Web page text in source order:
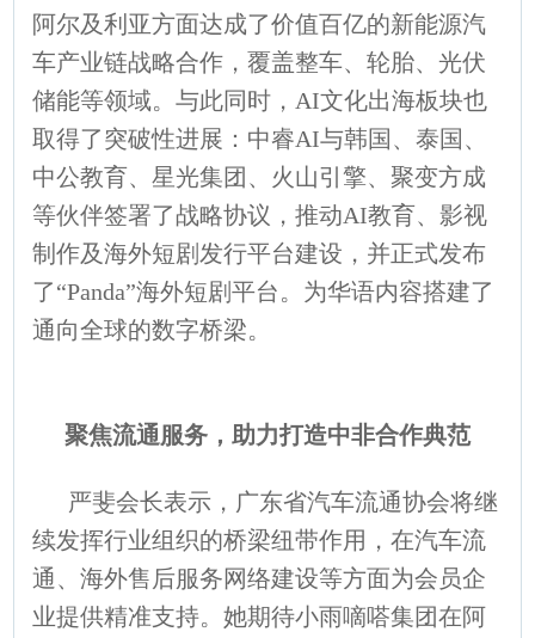
阿尔及利亚方面达成了价值百亿的新能源汽
车产业链战略合作，覆盖整车、轮胎、光伏
储能等领域。与此同时，AI文化出海板块也
取得了突破性进展：中睿AI与韩国、泰国、
中公教育、星光集团、火山引擎、聚变方成
等伙伴签署了战略协议，推动AI教育、影视
制作及海外短剧发行平台建设，并正式发布
了“Panda”海外短剧平台。为华语内容搭建了
通向全球的数字桥梁。
聚焦流通服务，助力打造中非合作典范
严斐会长表示，广东省汽车流通协会将继
续发挥行业组织的桥梁纽带作用，在汽车流
通、海外售后服务网络建设等方面为会员企
业提供精准支持。她期待小雨嘀嗒集团在阿